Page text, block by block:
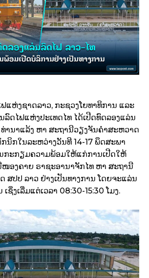
ແຫ່ງຊາດລາວ, ກະຊວງໂຍທາທິການ ແລະ
ລົດໄຟແຫ່ງປະເທດໄທ ໄດ້ເປີດທົດລອງແລ່ນ
ານາແລ້ງ ຫາ ສະຖານີວຽງຈັນຄຳສະຫວາດ
ນິກໃນລະຫວ່າງວັນທີ 14-17 ພຶດສະພາ
ກະກຽມຄວາມພ້ອມໃຫ້ແກ່ການເປີດໃຫ້
ອງຄາຍ ຣາຊະອານາຈັກໄທ ຫາ ສະຖານີ
ສປປ ລາວ ຢ່າງເປັນທາງການ ໂດຍຈະແລ່ນ
ຊິ່ງເລີ່ມແຕ່ເວລາ 08:30-15:30 ໂມງ.